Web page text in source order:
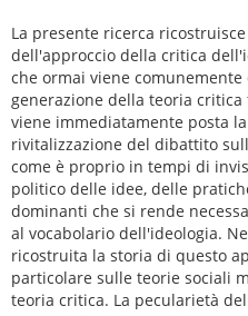
La presente ricerca
dell'approccio della critica
che ormai viene
generazione della teoria
viene immediatamente posta
rivitalizzazione del dibattito
come è proprio in tempi di
politico delle idee, delle
dominanti che si rende
al vocabolario dell'ideologia.
ricostruita la storia di questo
particolare sulle teorie sociali
teoria critica. La pecularietà